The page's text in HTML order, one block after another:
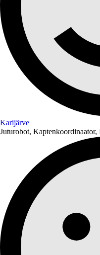
Karijärve
Juturobot, Kaptenkoordinaator,